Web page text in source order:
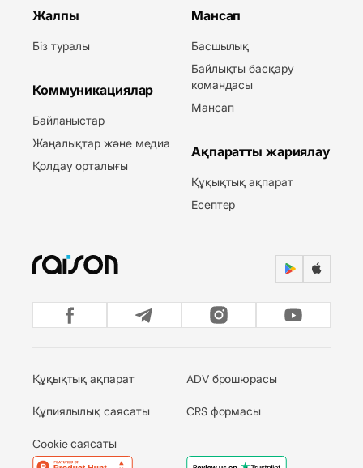
Жалпы
Біз туралы
Коммуникациялар
Байланыстар
Жаңалықтар және медиа
Қолдау орталығы
Мансап
Басшылық
Байлықты басқару
командасы
Мансап
Ақпаратты жариялау
Құқықтық ақпарат
Есептер
Құқықтық ақпарат
Құпиялылық саясаты
Cookie саясаты
ADV брошюрасы
CRS формасы